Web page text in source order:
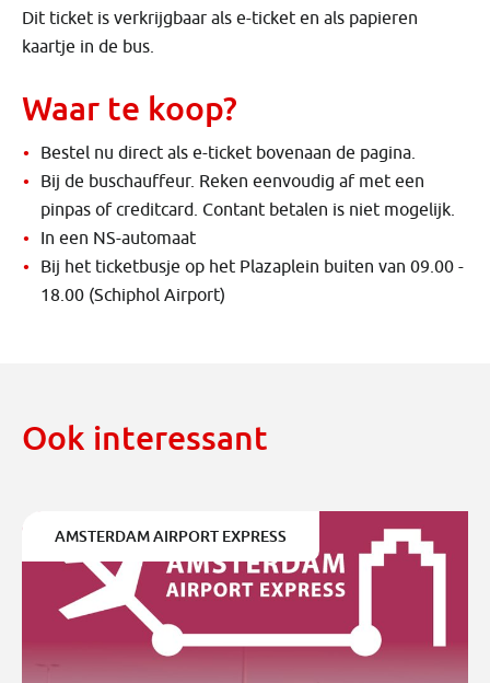
Dit ticket is verkrijgbaar als e-ticket en als papieren
kaartje in de bus.
Waar te koop?
Bestel nu direct als e-ticket bovenaan de pagina.
Bij de buschauffeur. Reken eenvoudig af met een
pinpas of creditcard. Contant betalen is niet mogelijk.
In een NS-automaat
Bij het ticketbusje op het Plazaplein buiten van 09.00 -
18.00 (Schiphol Airport)
Ook interessant
AMSTERDAM AIRPORT EXPRESS